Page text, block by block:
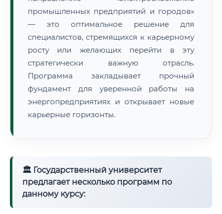
промышленных предприятий и городов»
— это оптимальное решение для
специалистов, стремящихся к карьерному
росту или желающих перейти в эту
стратегически важную отрасль.
Программа закладывает прочный
фундамент для уверенной работы на
энергопредприятиях и открывает новые
карьерные горизонты.
🏛 Государственный университет
предлагает несколько программ по
данному курсу: